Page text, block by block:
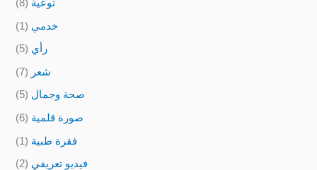
توعية (8)
خدمي (1)
رأي (5)
شعر (7)
صحة وجمال (5)
صورة قلمية (6)
فقرة طبية (1)
فيديو تعريفي (2)